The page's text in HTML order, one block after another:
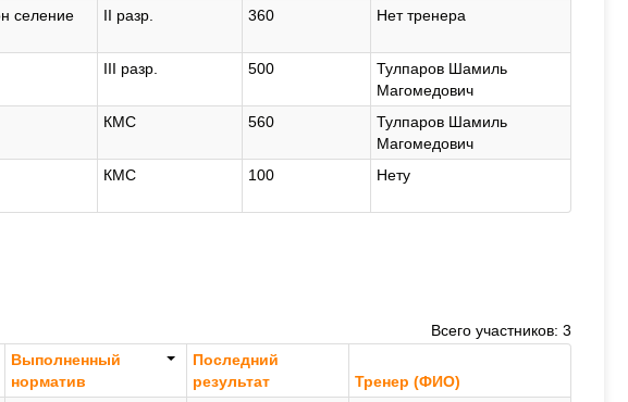
селение
II разр. 360 Нет тренера
III разр. 500
Тулпаров Шамиль
Магомедович
КМС 560
Тулпаров Шамиль
Магомедович
КМС 100 Нету
Всего участников: 3
Выполненный
норматив
Последний
результат
Тренер (ФИО)